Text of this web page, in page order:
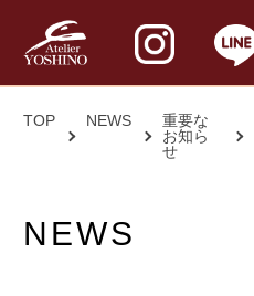
TOP NEWS
重要な
お知ら
せ
NEWS